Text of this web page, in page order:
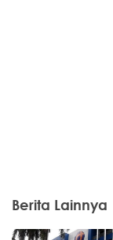
Berita Lainnya